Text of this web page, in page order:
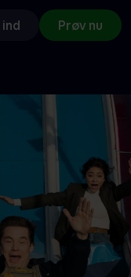
Prøv nu